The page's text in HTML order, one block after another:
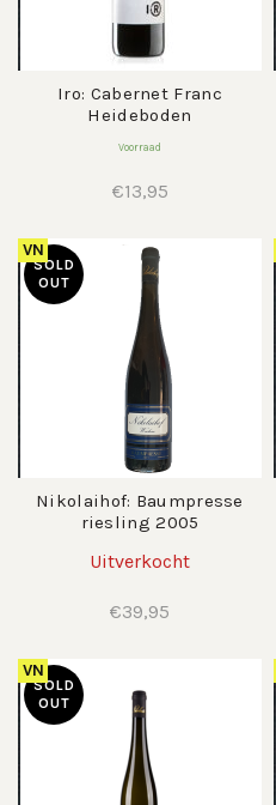
Iro: Cabernet Franc
Heideboden
Voorraad
€13,95
SOLD
OUT
VN
Nikolaihof: Baumpresse
riesling 2005
Uitverkocht
€39,95
SOLD
OUT
VN